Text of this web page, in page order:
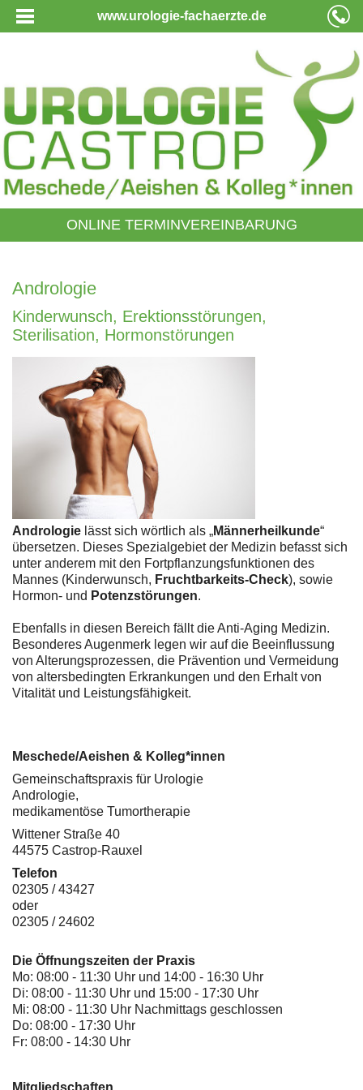
www.urologie-fachaerzte.de
ONLINE TERMINVEREINBARUNG
Andrologie
Kinderwunsch, Erektionsstörungen,
Sterilisation, Hormonstörungen
Andrologie lässt sich wörtlich als „Männerheilkunde“
übersetzen. Dieses Spezialgebiet der Medizin befasst sich
unter anderem mit den Fortpflanzungsfunktionen des
Mannes (Kinderwunsch, Fruchtbarkeits-Check), sowie
Hormon- und Potenzstörungen.
Ebenfalls in diesen Bereich fällt die Anti-Aging Medizin.
Besonderes Augenmerk legen wir auf die Beeinflussung
von Alterungsprozessen, die Prävention und Vermeidung
von altersbedingten Erkrankungen und den Erhalt von
Vitalität und Leistungsfähigkeit.
Meschede/Aeishen & Kolleg*innen
Gemeinschaftspraxis für Urologie
Andrologie,
medikamentöse Tumortherapie
Wittener Straße 40
44575 Castrop-Rauxel
Telefon
02305 / 43427
oder
02305 / 24602
Die Öffnungszeiten der Praxis
Mo: 08:00 - 11:30 Uhr und 14:00 - 16:30 Uhr
Di: 08:00 - 11:30 Uhr und 15:00 - 17:30 Uhr
Mi: 08:00 - 11:30 Uhr Nachmittags geschlossen
Do: 08:00 - 17:30 Uhr
Fr: 08:00 - 14:30 Uhr
Mitgliedschaften